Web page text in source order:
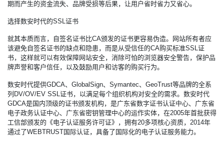
期而产生的资金流失、品牌受损等后果，让用户省时省力又省心。
选择数安时代的SSL证书
就其本质而言，自签名证书比CA颁发的证书更容易伪造。网站所有者应
该避免自签名证书的缺点和隐患，而是从受信任的CA购买标准SSL证
书，这样就可以有效保障网站安全，消除可怕的浏览器安全警告，保护品
牌声誉和客户信任，以及鼓励用户和访客的购买行为。
数安时代提供GDCA、GlobalSign、Symantec、GeoTrust等品牌的全系
列DV/OV/EV SSL证书，以满足每个组织机构对安全的需求。数安时代
GDCA是国内顶级的证书颁发机构，是广东省数字证书认证中心、广东省
电子政务认证中心、广东省密钥管理中心的运作实体，在2005年首批获得
工信部颁发的《电子认证服务许可证》，拥有20多项核心资质，2014年
通过了WEBTRUST国际认证，具备了国际化的电子认证服务能力。